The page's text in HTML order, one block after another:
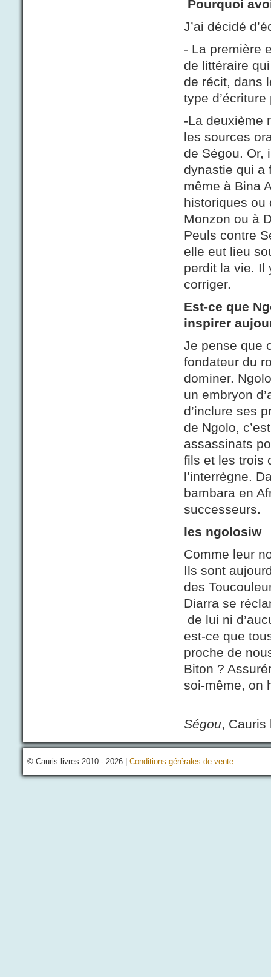
Pourquoi
J’ai décidé
- La première
de littéraire
de récit, dans
type
-La deuxième
les sources
de Ségou. Or,
dynastie qui a
même à Bina
historiques ou
Monzon ou à
Peuls contre
elle eut lieu
perdit la vie. Il
corriger.
Est-ce que
inspirer
Je pense que
fondateur du
dominer.
un embryon
d’inclure ses
de Ngolo,
assassinats
fils et les trois
l’interrègne.
bambara en
successeurs.
les ngolosiw
Comme leur
Ils sont
des
Diarra se
de lui ni
est-ce que
proche de
Biton ?
soi-même, on
Ségou, Cauris
© Cauris livres 2010 - 2026 | Conditions gérérales de vente